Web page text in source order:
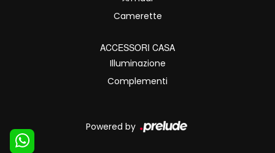
Camerette
ACCESSORI CASA
Illuminazione
Complementi
Powered by